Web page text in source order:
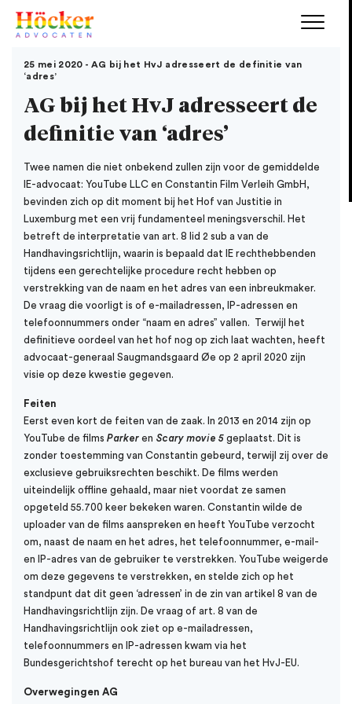
25 mei 2020 - AG bij het HvJ adresseert de definitie van
‘adres’
AG bij het HvJ adresseert de
definitie van ‘adres’
Twee namen die niet onbekend zullen zijn voor de gemiddelde
IE-advocaat: YouTube LLC en Constantin Film Verleih GmbH,
bevinden zich op dit moment bij het Hof van Justitie in
Luxemburg met een vrij fundamenteel meningsverschil. Het
betreft de interpretatie van art. 8 lid 2 sub a van de
Handhavingsrichtlijn, waarin is bepaald dat IE rechthebbenden
tijdens een gerechtelijke procedure recht hebben op
verstrekking van de naam en het adres van een inbreukmaker.
De vraag die voorligt is of e-mailadressen, IP-adressen en
telefoonnummers onder “naam en adres” vallen. Terwijl het
definitieve oordeel van het hof nog op zich laat wachten, heeft
advocaat-generaal Saugmandsgaard Øe op 2 april 2020 zijn
visie op deze kwestie gegeven.
Feiten
Eerst even kort de feiten van de zaak. In 2013 en 2014 zijn op
YouTube de films Parker en Scary movie 5 geplaatst. Dit is
zonder toestemming van Constantin gebeurd, terwijl zij over de
exclusieve gebruiksrechten beschikt. De films werden
uiteindelijk offline gehaald, maar niet voordat ze samen
opgeteld 55.700 keer bekeken waren. Constantin wilde de
uploader van de films aanspreken en heeft YouTube verzocht
om, naast de naam en het adres, het telefoonnummer, e-mail-
en IP-adres van de gebruiker te verstrekken. YouTube weigerde
om deze gegevens te verstrekken, en stelde zich op het
standpunt dat dit geen ‘adressen’ in de zin van artikel 8 van de
Handhavingsrichtlijn zijn. De vraag of art. 8 van de
Handhavingsrichtlijn ook ziet op e-mailadressen,
telefoonnummers en IP-adressen kwam via het
Bundesgerichtshof terecht op het bureau van het HvJ-EU.
Overwegingen AG